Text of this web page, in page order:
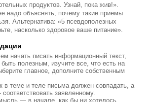
продуктов. Узнай, пока жив!».
надо объяснять, почему такие приемы
Альтернатива: «5 псевдополезных
насколько здоровое ваше питание».
начать писать информационный текст,
полезным, изучите все, что есть на
главное, дополните собственным
в теме и теле письма должен совпадать, а
заявленному.
— в начале, как бы ни хотелось